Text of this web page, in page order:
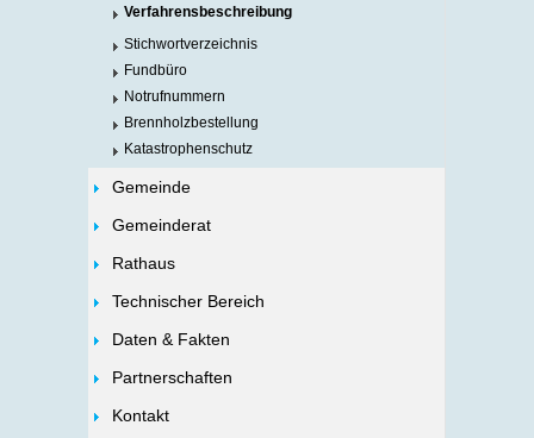
Verfahrensbeschreibung
Stichwortverzeichnis
Fundbüro
Notrufnummern
Brennholzbestellung
Katastrophenschutz
Gemeinde
Gemeinderat
Rathaus
Technischer Bereich
Daten & Fakten
Partnerschaften
Kontakt